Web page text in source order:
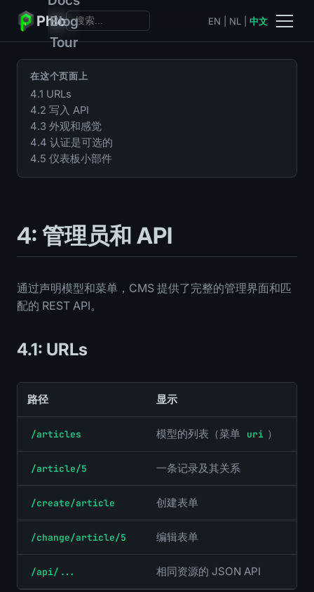
Phlo
Blog
Tour
EN NL 中文
在这个页面上
4.1 URLs
4.2 写入 API
4.3 外观和感觉
4.4 认证是可选的
4.5 仪表板小部件
4: 管理员和 API
通过声明模型和菜单，CMS 提供了完整的管理界面和匹
配的 REST API。
4.1: URLs
路径 显示
/articles 模型的列表（菜单 uri ）
/article/5 一条记录及其关系
/create/article 创建表单
/change/article/5 编辑表单
/api/... 相同资源的 JSON API